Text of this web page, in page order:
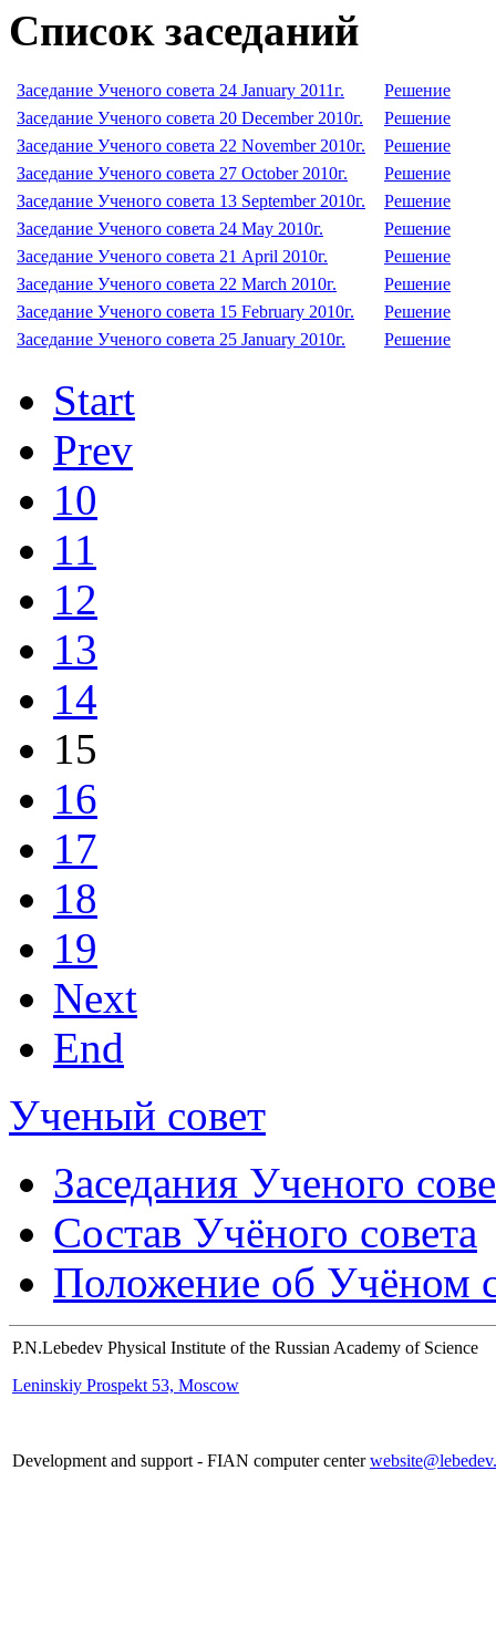
Список заседаний
Заседание Ученого совета 24 January 2011г.
Решение
Заседание Ученого совета 20 December 2010г.
Решение
Заседание Ученого совета 22 November 2010г.
Решение
Заседание Ученого совета 27 October 2010г.
Решение
Заседание Ученого совета 13 September 2010г.
Решение
Заседание Ученого совета 24 May 2010г.
Решение
Заседание Ученого совета 21 April 2010г.
Решение
Заседание Ученого совета 22 March 2010г.
Решение
Заседание Ученого совета 15 February 2010г.
Решение
Заседание Ученого совета 25 January 2010г.
Решение
Start
Prev
10
11
12
13
14
15
16
17
18
19
Next
End
Ученый совет
Заседания Ученого
Состав Учёного совета
Положение об Учёном
P.N.Lebedev Physical Institute of the Russian Academy of Science
Leninskiy Prospekt 53, Moscow
Development and support - FIAN computer center